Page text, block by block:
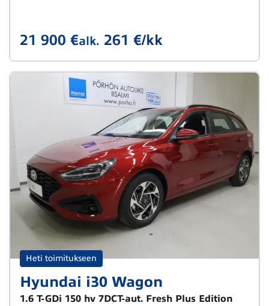
21 900 €alk. 261 €/kk
Heti toimitukseen
Hyundai i30 Wagon
1.6 T-GDi 150 hv 7DCT-aut. Fresh Plus Edition